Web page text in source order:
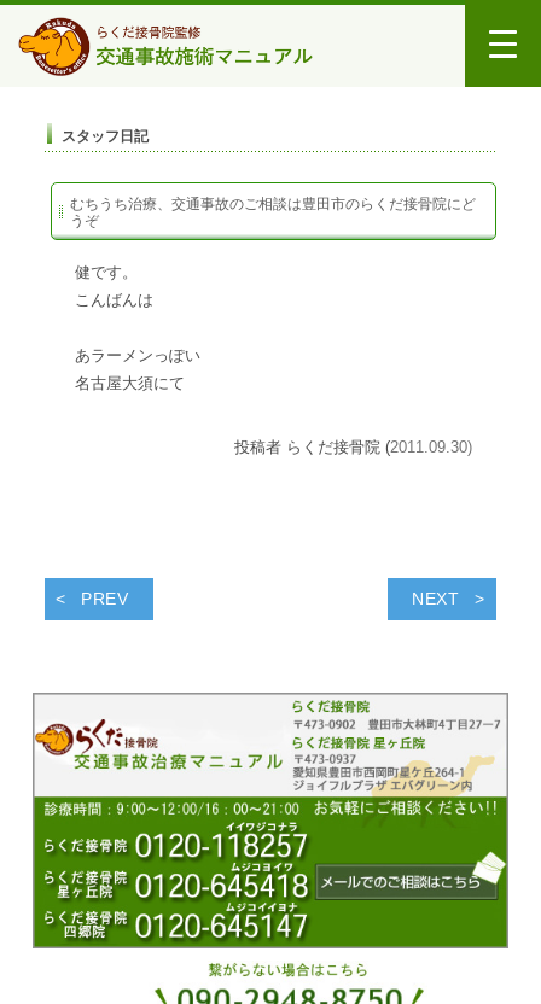
スタッフ日記
むちうち治療、交通事故のご相談は豊田市のらくだ接骨院にど
うぞ
健です。
こんばんは
あラーメンっぽい
名古屋大須にて
投稿者 らくだ接骨院 (2011.09.30)
PREV NEXT